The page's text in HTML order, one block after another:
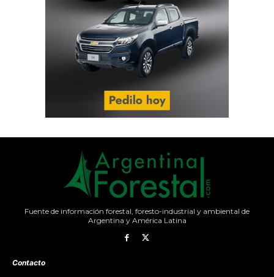
Fuente de información forestal, foresto-industrial y ambiental de
Argentina y América Latina
Contacto